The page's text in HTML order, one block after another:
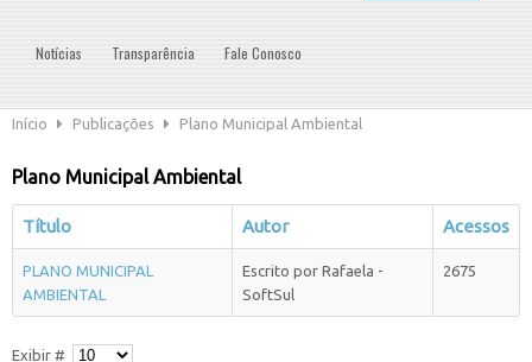
Notícias Transparência Fale Conosco
Início Publicações Plano Municipal Ambiental
Plano Municipal Ambiental
Título Autor Acessos
PLANO MUNICIPAL
AMBIENTAL
Escrito por Rafaela -
SoftSul
2675
Exibir #